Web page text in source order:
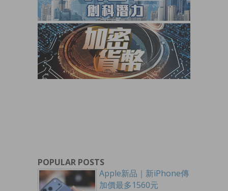
POPULAR POSTS
Apple新品｜新iPhone傳
加價最多1560元